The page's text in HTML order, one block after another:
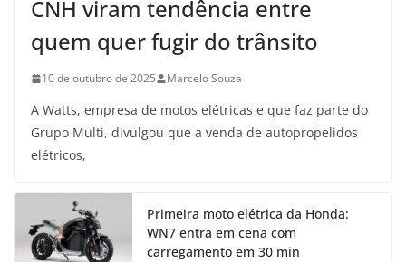
CNH viram tendência entre
quem quer fugir do trânsito
10 de outubro de 2025 Marcelo Souza
A Watts, empresa de motos elétricas e que faz parte do
Grupo Multi, divulgou que a venda de autopropelidos
elétricos,
Primeira moto elétrica da Honda:
WN7 entra em cena com
carregamento em 30 min